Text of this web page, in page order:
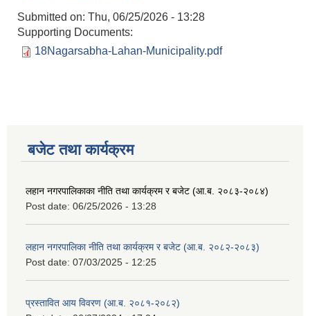
Submitted on: Thu, 06/25/2026 - 13:28
Supporting Documents:
18Nagarsabha-Lahan-Municipality.pdf
बजेट तथा कार्यक्रम
लहान नगरपालिकाका नीति तथा कार्यक्रम र बजेट (आ.ब. २०८३-२०८४)
Post date: 06/25/2026 - 13:28
लहान नगरपालिका नीति तथा कार्यक्रम र बजेट (आ.ब. २०८२-२०८३)
Post date: 07/03/2025 - 12:25
प्रस्तावित आय विवरण (आ.ब. २०८१-२०८२)